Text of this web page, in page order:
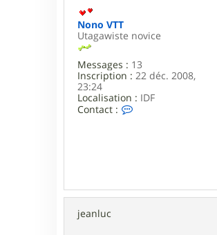
Nono VTT
Utagawiste novice
Messages : 13
Inscription : 22 déc. 2008,
23:24
Localisation : IDF
Contact :
r
jeanluc